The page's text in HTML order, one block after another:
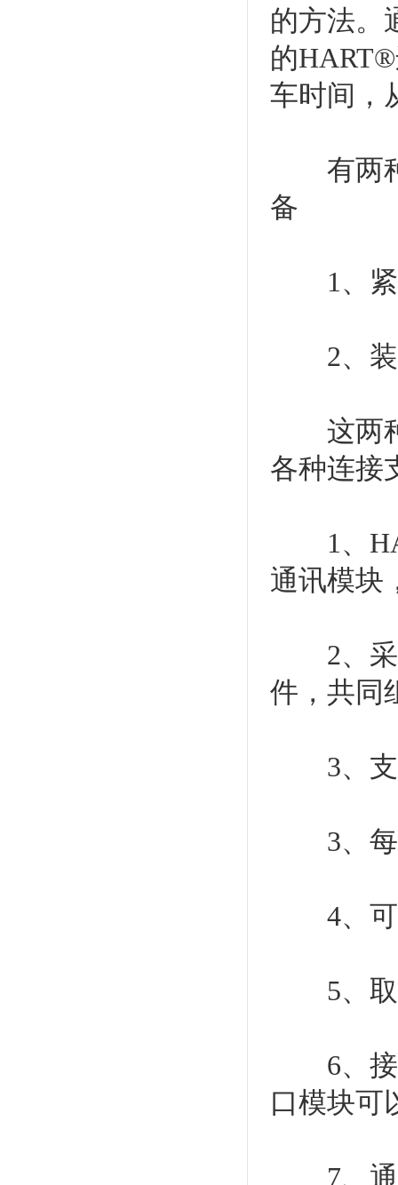
的方法。
的
车时间，
有两种
备
1、紧
2、装
这两种
各种连接
1、
通讯模块
2、采
件，共同
3、支
3、每
4、可
5、取
6、接
口模块可
7、通